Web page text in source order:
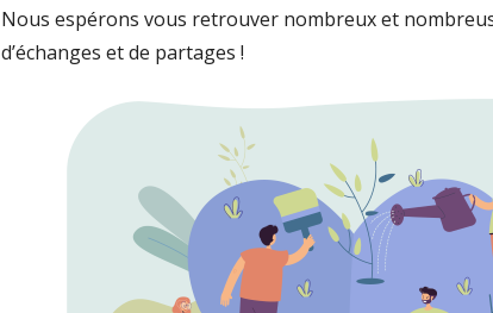
Nous espérons vous retrouver nombreux et
d’échanges et de partages !